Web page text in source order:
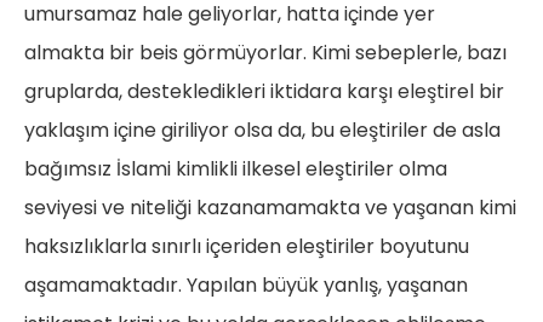
umursamaz hale geliyorlar, hatta içinde yer
almakta bir beis görmüyorlar. Kimi sebeplerle, bazı
gruplarda, destekledikleri iktidara karşı eleştirel bir
yaklaşım içine giriliyor olsa da, bu eleştiriler de asla
bağımsız İslami kimlikli ilkesel eleştiriler olma
seviyesi ve niteliği kazanamamakta ve yaşanan kimi
haksızlıklarla sınırlı içeriden eleştiriler boyutunu
aşamamaktadır. Yapılan büyük yanlış, yaşanan